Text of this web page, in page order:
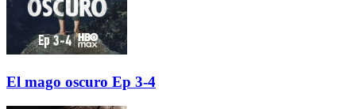
El mago oscuro Ep 3-4